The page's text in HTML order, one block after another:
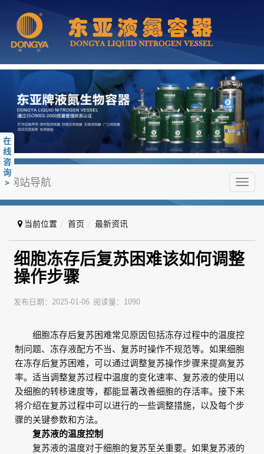
网站导航
当前位置 首页 最新资讯
细胞冻存后复苏困难该如何调整
操作步骤
发布日期：2025-01-06 阅读量：1090
细胞冻存后复苏困难常见原因包括冻存过程中的温度控
制问题、冻存液配方不当、复苏时操作不规范等。如果细胞
在冻存后复苏困难，可以通过调整复苏操作步骤来提高复苏
率。适当调整复苏过程中温度的变化速率、复苏液的使用以
及细胞的转移速度等，都能显著改善细胞的存活率。接下来
将介绍在复苏过程中可以进行的一些调整措施，以及每个步
骤的关键参数和方法。
复苏液的温度控制
复苏液的温度对于细胞的复苏至关重要。如果复苏液的
在
线
咨
询
>